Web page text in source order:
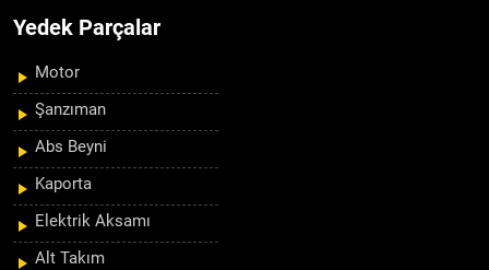
Yedek Parçalar
Motor
Şanzıman
Abs Beyni
Kaporta
Elektrik Aksamı
Alt Takım